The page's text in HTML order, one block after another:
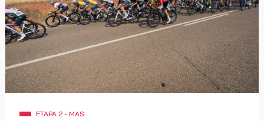
ETAPA 2 - MAS